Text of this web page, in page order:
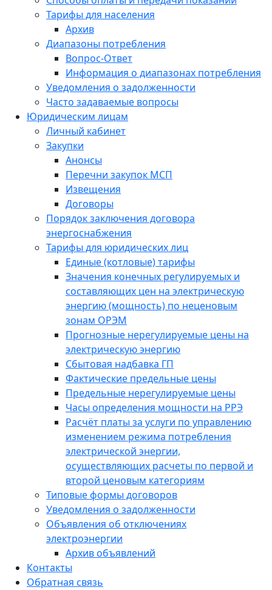
Тарифы для населения
Архив
Диапазоны потребления
Вопрос-Ответ
Информация о диапазонах потребления
Уведомления о задолженности
Часто задаваемые вопросы
Юридическим лицам
Личный кабинет
Закупки
Анонсы
Перечни закупок МСП
Извещения
Договоры
Порядок заключения договора
энергоснабжения
Тарифы для юридических лиц
Единые (котловые) тарифы
Значения конечных регулируемых и
составляющих цен на электрическую
энергию (мощность) по неценовым
зонам ОРЭМ
Прогнозные нерегулируемые цены на
электрическую энергию
Сбытовая надбавка ГП
Фактические предельные цены
Предельные нерегулируемые цены
Часы определения мощности на РРЭ
Расчёт платы за услуги по управлению
изменением режима потребления
электрической энергии,
осуществляющих расчеты по первой и
второй ценовым категориям
Типовые формы договоров
Уведомления о задолженности
Объявления об отключениях
электроэнергии
Архив объявлений
Контакты
Обратная связь